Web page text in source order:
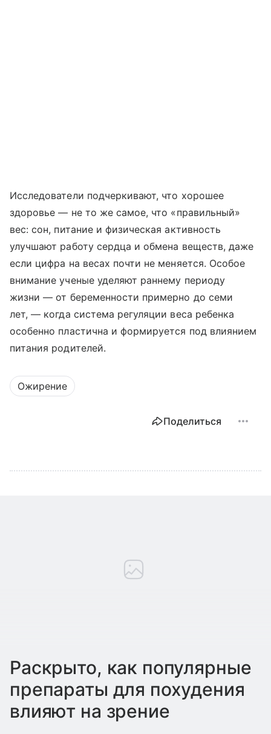
Исследователи подчеркивают, что хорошее
здоровье — не то же самое, что «правильный»
вес: сон, питание и физическая активность
улучшают работу сердца и обмена веществ, даже
если цифра на весах почти не меняется. Особое
внимание ученые уделяют раннему периоду
жизни — от беременности примерно до семи
лет, — когда система регуляции веса ребенка
особенно пластична и формируется под влиянием
питания родителей.
Ожирение
Поделиться
Раскрыто, как популярные
препараты для похудения
влияют на зрение